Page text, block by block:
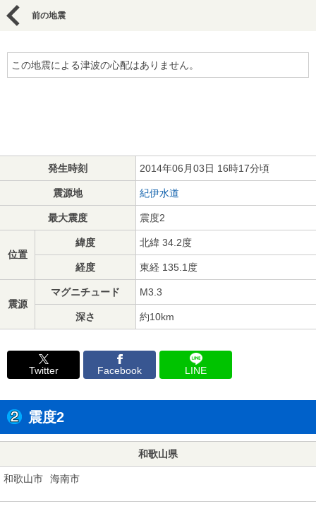
前の地震
この地震による津波の心配はありません。
発生時刻 2014年06月03日 16時17分頃
震源地 紀伊水道
最大震度 震度2
位置
緯度 北緯 34.2度
経度 東経 135.1度
震源
マグニチュード M3.3
深さ 約10km
Twitter Facebook LINE
震度2
和歌山県
和歌山市 海南市